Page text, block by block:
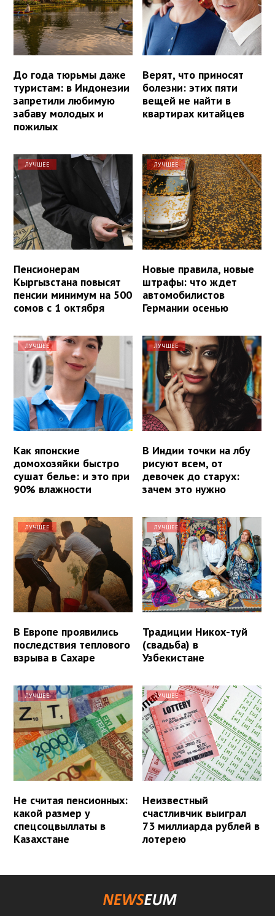
До года тюрьмы даже
туристам: в Индонезии
запретили любимую
забаву молодых и
пожилых
Верят, что приносят
болезни: этих пяти
вещей не найти в
квартирах китайцев
ЛУЧШЕЕ
Пенсионерам
Кыргызстана повысят
пенсии минимум на 500
сомов с 1 октября
ЛУЧШЕЕ
Новые правила, новые
штрафы: что ждет
автомобилистов
Германии осенью
ЛУЧШЕЕ
Как японские
домохозяйки быстро
сушат белье: и это при
90% влажности
ЛУЧШЕЕ
В Индии точки на лбу
рисуют всем, от
девочек до старух:
зачем это нужно
ЛУЧШЕЕ
В Европе проявились
последствия теплового
взрыва в Сахаре
ЛУЧШЕЕ
Традиции Никох-туй
(свадьба) в
Узбекистане
ЛУЧШЕЕ
Не считая пенсионных:
какой размер у
спецсоцвыллаты в
Казахстане
ЛУЧШЕЕ
Неизвестный
счастливчик выиграл
73 миллиарда рублей в
лотерею